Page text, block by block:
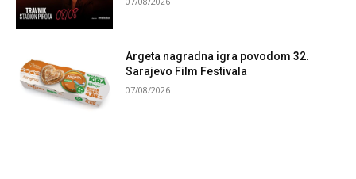
Argeta nagradna igra povodom 32.
Sarajevo Film Festivala
07/08/2026